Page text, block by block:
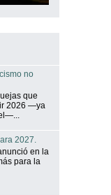
no
que
2026 —ya
2027.
en la
para la